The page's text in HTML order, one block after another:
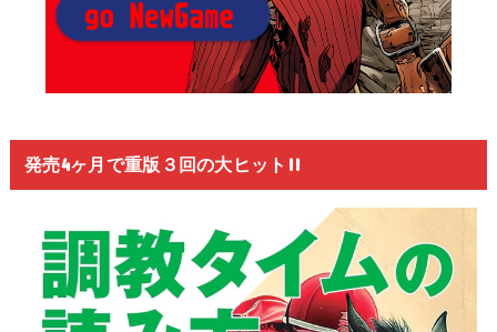
発売4ヶ月で重版３回の大ヒット!!